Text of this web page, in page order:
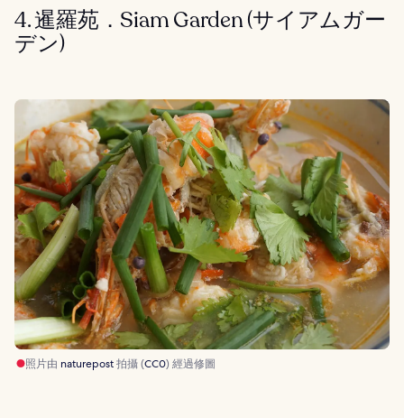
4. 暹羅苑．Siam Garden (サイアムガー
デン)
照片由 naturepost拍攝 (CC0) 經過修圖